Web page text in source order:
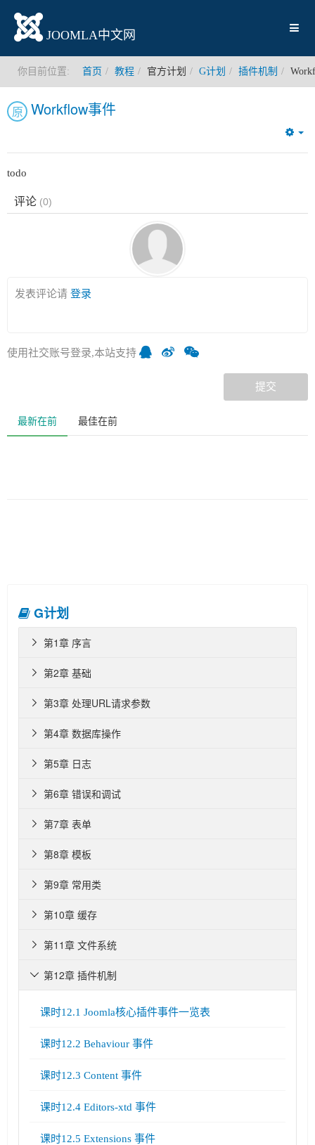
JOOMLA中文网
你目前位置: 首页 教程 官方计划 G计划 插件机制
Workflow事件
原
todo
评论 (0)
发表评论请 登录
使用社交账号登录,本站支持
提交
最新在前 最佳在前
G计划
第1章 序言

第2章 基础

第3章 处理URL请求参数

第4章 数据库操作

第5章 日志

第6章 错误和调试

第7章 表单

第8章 模板

第9章 常用类

第10章 缓存

第11章 文件系统

第12章 插件机制

课时12.1 Joomla核心插件事件一览表
课时12.2 Behaviour 事件
课时12.3 Content 事件
课时12.4 Editors-xtd 事件
课时12.5 Extensions 事件